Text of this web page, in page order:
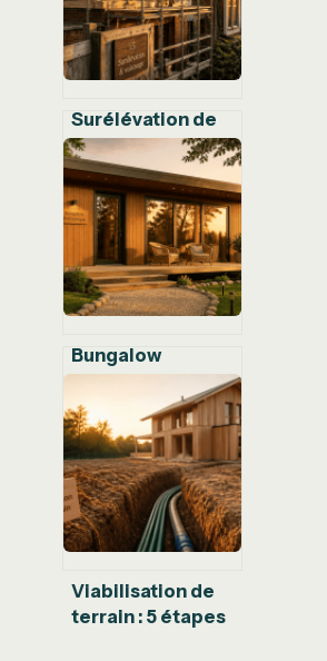
Surélévation de
maison : réussir
son
agrandissement
sans conflit de
voisinage
Bungalow
préfabriqué : 4
critères
techniques pour
choisir votre
module de 15 m²
Viabilisation de
terrain : 5 étapes